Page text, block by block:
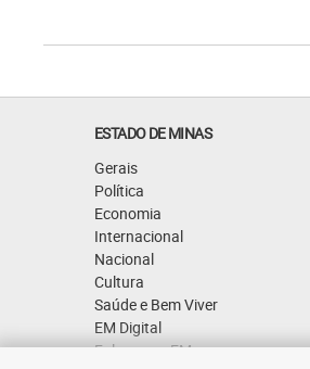
ESTADO DE MINAS
Gerais
Política
Economia
Internacional
Nacional
Cultura
Saúde e Bem Viver
EM Digital
Fale com o EM